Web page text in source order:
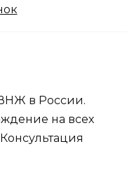
в России.
на всех